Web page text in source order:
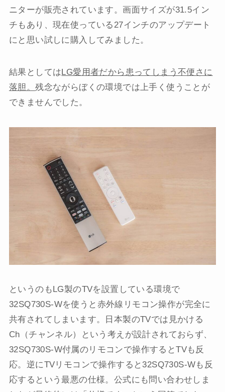
ニターが販売されています。画面サイズが31.5イン
チもあり、現在使っている27インチのアップデート
にと思い試しに購入してみました。
結果としてはLG愛用者だから患ってしまう不便さに
落胆。残念ながらぼくの環境では上手く使うことが
できませんでした。
というのもLG製のTVを設置している環境で
32SQ730S-Wを使うと赤外線リモコン操作が完全に
共有されてしまいます。日本製のTVでは見かける
Ch（チャンネル）という考えが設計されておらず、
32SQ730S-W付属のリモコンで操作するとTVも反
応。逆にTVリモコンで操作すると32SQ730S-Wも反
応するという最悪の仕様。公式にも問い合わせしま